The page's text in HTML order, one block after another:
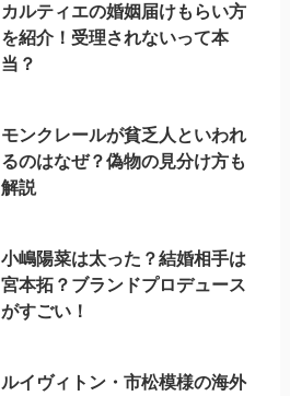
カルティエの婚姻届けもらい方
を紹介！受理されないって本
当？
モンクレールが貧乏人といわれ
るのはなぜ？偽物の見分け方も
解説
小嶋陽菜は太った？結婚相手は
宮本拓？ブランドプロデュース
がすごい！
ルイヴィトン・市松模様の海外